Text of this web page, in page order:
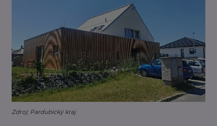
Zdroj: Pardubický kraj